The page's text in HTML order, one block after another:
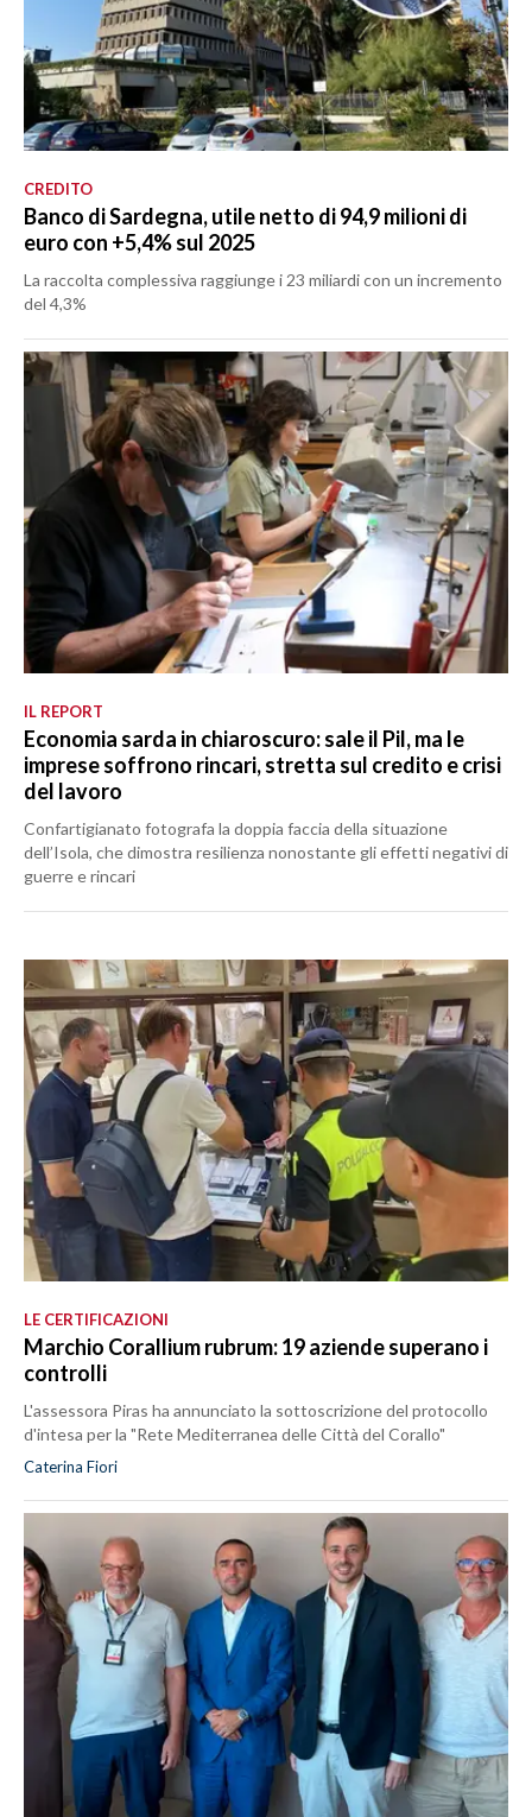
CREDITO
Banco di Sardegna, utile netto di 94,9 milioni di
euro con +5,4% sul 2025
La raccolta complessiva raggiunge i 23 miliardi con un incremento
del 4,3%
IL REPORT
Economia sarda in chiaroscuro: sale il Pil, ma le
imprese soffrono rincari, stretta sul credito e crisi
del lavoro
Confartigianato fotografa la doppia faccia della situazione
dell’Isola, che dimostra resilienza nonostante gli effetti negativi di
guerre e rincari
LE CERTIFICAZIONI
Marchio Corallium rubrum: 19 aziende superano i
controlli
L'assessora Piras ha annunciato la sottoscrizione del protocollo
d'intesa per la "Rete Mediterranea delle Città del Corallo"
Caterina Fiori